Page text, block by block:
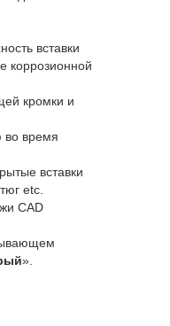
вставки
коррозионной
кромки и
во время
вставки
etc.
CAD
».